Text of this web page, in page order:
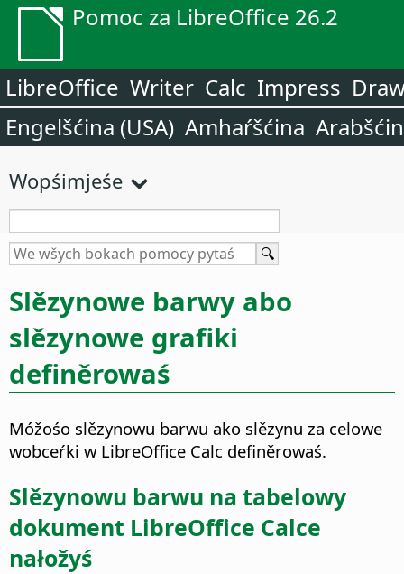
Pomoc za LibreOffice 26.2
LibreOffice Writer Calc Impress
Engelšćina (USA) Amhaŕšćina
Wopśimjeśe
Slězynowe barwy abo
slězynowe grafiki
definěrowaś
Móžośo slězynowu barwu ako slězynu za celowe
wobceŕki w LibreOffice Calc definěrowaś.
Slězynowu barwu na tabelowy
dokument LibreOffice Calce
nałožyś